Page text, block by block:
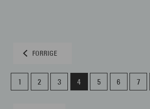
FORRIGE
1 2 3 4 5 6 7